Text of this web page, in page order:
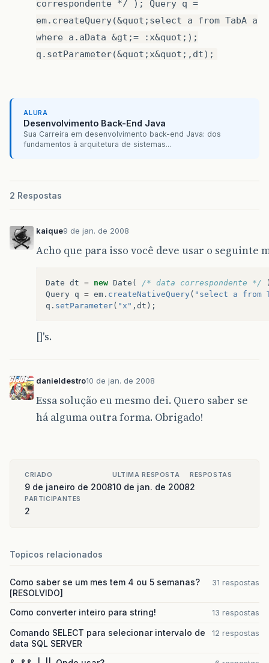
correspondente */ ); Query q =
em.createQuery(&quot;select a from TabA a
where a.aData &gt;= :x&quot;);
q.setParameter(&quot;x&quot;,dt);
ALURA
Desenvolvimento Back-End Java
Sua Carreira em desenvolvimento back-end Java: dos
fundamentos à arquitetura de sistemas...
2 Respostas
kaique9 de jan. de 2008
Acho que para isso você deve usar o seguinte
Date dt = new Date ( /* data correspondente */
Query q = em . createNativeQuery ( "select a from
q . setParameter( "x" , dt );
[]'s.
danieldestro10 de jan. de 2008
Essa solução eu mesmo dei. Quero saber se
há alguma outra forma. Obrigado!
CRIADO
9 de janeiro de 2008
ULTIMA RESPOSTA
10 de jan. de 2008
RESPOSTAS
2
PARTICIPANTES
2
Topicos relacionados
Como saber se um mes tem 4 ou 5 semanas?
[RESOLVIDO]
31 respostas
Como converter inteiro para string! 13 respostas
Comando SELECT para selecionar intervalo de
data SQL SERVER
12 respostas